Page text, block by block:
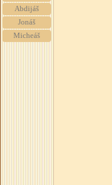
Abdijáš
Jonáš
Micheáš